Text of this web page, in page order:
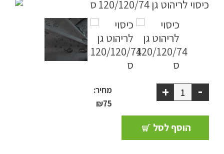
ריהוט גן
פינות ישיבה
-
+
מחיר:
₪75
הוסף לסל